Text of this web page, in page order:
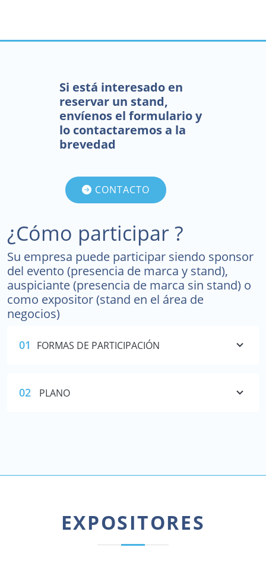
¿Cómo participar ?
Su empresa puede participar siendo sponsor
del evento (presencia de marca y stand),
auspiciante (presencia de marca sin stand) o
como expositor (stand en el área de
negocios)
01 FORMAS DE PARTICIPACIÓN
02 PLANO
Si está interesado en
reservar un stand,
envíenos el formulario y
lo contactaremos a la
brevedad
CONTACTO
EXPOSITORES